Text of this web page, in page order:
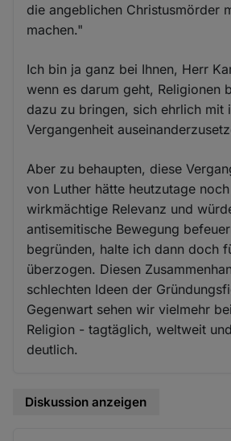
die angeblichen Christusmörder
machen."
Ich bin ja ganz bei Ihnen, Herr
wenn es darum geht, Religionen
dazu zu bringen, sich ehrlich mit
Vergangenheit
Aber zu behaupten, diese
von Luther hätte heutzutage
wirkmächtige Relevanz und
antisemitische Bewegung
begründen, halte ich dann doch
überzogen. Diesen
schlechten Ideen der
Gegenwart sehen wir vielmehr
Religion - tagtäglich, weltweit
deutlich.
Diskussion anzeigen